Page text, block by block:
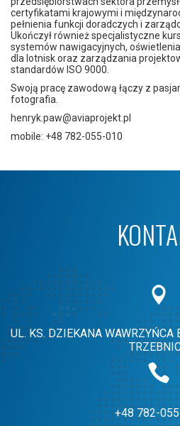
certyfikatami krajowymi i
pełnienia funkcji doradczych i
Ukończył również specjalistyczne
systemów nawigacyjnych,
dla lotnisk oraz zarządzania
standardów ISO 9000.
Swoją pracę zawodową łączy z
fotografia.
henryk.paw@aviaprojekt.pl
mobile: +48 782-055-010
UL. KS. DZIEKANA WAWRZYŃCA
+48 782-